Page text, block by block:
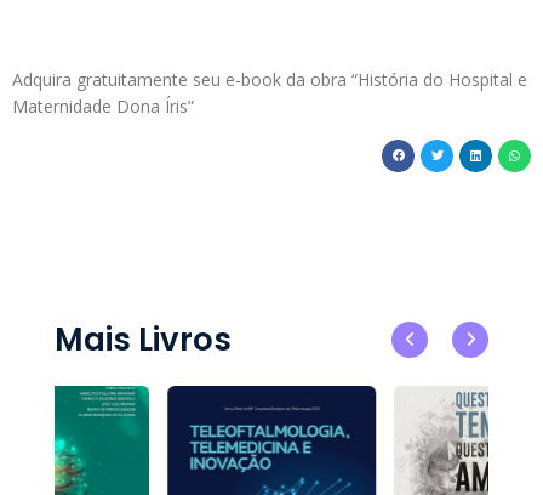
Adquira gratuitamente seu e-book da obra “História do Hospital e
Maternidade Dona Íris”
Mais Livros